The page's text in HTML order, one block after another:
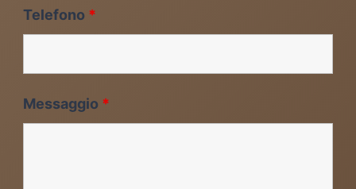
Telefono *
Messaggio *